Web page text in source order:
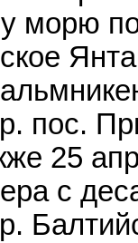
морю
пос.
25
с